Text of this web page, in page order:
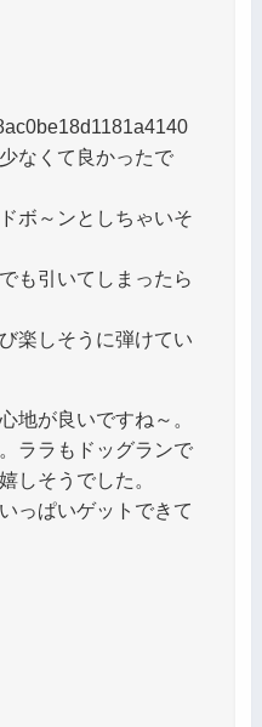
なくて良かったで
ボ～ンとしちゃいそ
も引いてしまったら
楽しそうに弾けてい
地が良いですね～。
ララもドッグランで
しそうでした。
っぱいゲットできて